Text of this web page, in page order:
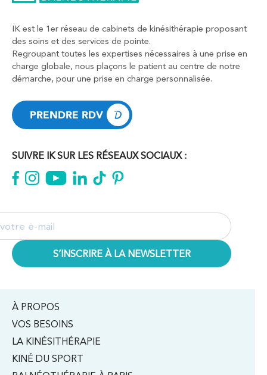
IK est le 1er réseau de cabinets de kinésithérapie proposant
des soins et des services de pointe.
Regroupant toutes les expertises nécessaires à une prise en
charge globale, nous plaçons le patient au centre de notre
démarche, pour une prise en charge personnalisée.
PRENDRE RDV
SUIVRE IK SUR LES RÉSEAUX SOCIAUX :
À PROPOS
VOS BESOINS
LA KINÉSITHÉRAPIE
KINÉ DU SPORT